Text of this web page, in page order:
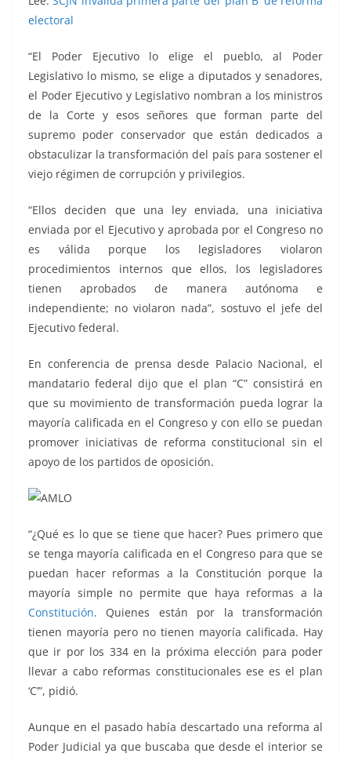
electoral
“El Poder Ejecutivo lo elige el pueblo, al Poder
Legislativo lo mismo, se elige a diputados y senadores,
el Poder Ejecutivo y Legislativo nombran a los ministros
de la Corte y esos señores que forman parte del
supremo poder conservador que están dedicados a
obstaculizar la transformación del país para sostener el
viejo régimen de corrupción y privilegios.
“Ellos deciden que una ley enviada, una iniciativa
enviada por el Ejecutivo y aprobada por el Congreso no
es válida porque los legisladores violaron
procedimientos internos que ellos, los legisladores
tienen aprobados de manera autónoma e
independiente; no violaron nada”, sostuvo el jefe del
Ejecutivo federal.
En conferencia de prensa desde Palacio Nacional, el
mandatario federal dijo que el plan “C” consistirá en
que su movimiento de transformación pueda lograr la
mayoría calificada en el Congreso y con ello se puedan
promover iniciativas de reforma constitucional sin el
apoyo de los partidos de oposición.
“¿Qué es lo que se tiene que hacer? Pues primero que
se tenga mayoría calificada en el Congreso para que se
puedan hacer reformas a la Constitución porque la
mayoría simple no permite que haya reformas a la
Constitución. Quienes están por la transformación
tienen mayoría pero no tienen mayoría calificada. Hay
que ir por los 334 en la próxima elección para poder
llevar a cabo reformas constitucionales ese es el plan
‘C’”, pidió.
Aunque en el pasado había descartado una reforma al
Poder Judicial ya que buscaba que desde el interior se